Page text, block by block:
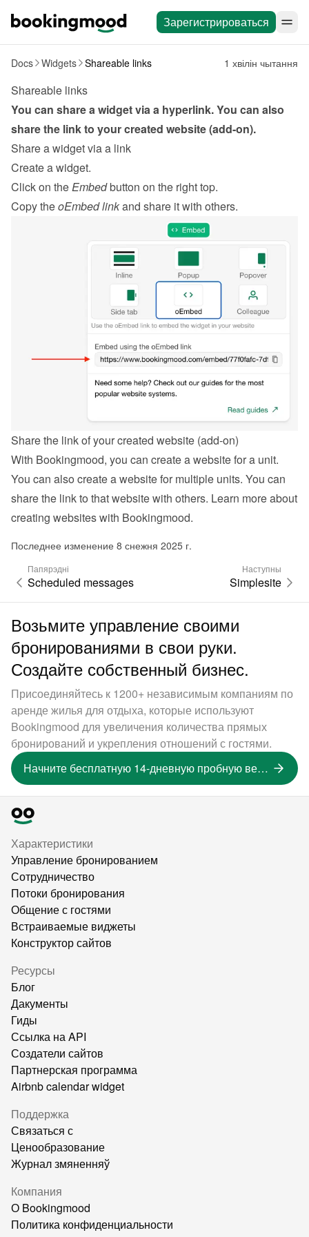
Зарегистрироваться
Docs Widgets Shareable links 1 хвілін чытання
Shareable links
You can share a widget via a hyperlink. You can also
share the link to your created website (add-on).
Share a widget via a link
Create a widget.
Click on the Embed button on the right top.
Copy the oEmbed link and share it with others.
Share the link of your created website (add-on)
With Bookingmood, you can create a website for a unit.
You can also create a website for multiple units. You can
creating websites with Bookingmood.
Последнее изменение 8 снежня 2025 г.
Папярэдні
Scheduled messages
Наступны
Simplesite
Возьмите управление своими
бронированиями в свои руки.
Создайте собственный бизнес.
Присоединяйтесь к 1200+ независимым компаниям по
аренде жилья для отдыха, которые используют
Bookingmood для увеличения количества прямых
бронирований и укрепления отношений с гостями.
Начните бесплатную 14-дневную пробную версию
Характеристики
Управление бронированием
Сотрудничество
Потоки бронирования
Общение с гостями
Встраиваемые виджеты
Конструктор сайтов
Ресурсы
Блог
Дакументы
Гиды
Ссылка на API
Создатели сайтов
Партнерская программа
Airbnb calendar widget
Поддержка
Связаться с
Ценообразование
Журнал змяненняў
Компания
О Bookingmood
Политика конфиденциальности